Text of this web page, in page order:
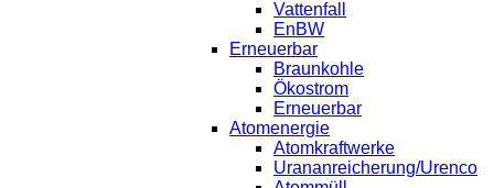
Vattenfall
EnBW
Erneuerbar
Braunkohle
Ökostrom
Erneuerbar
Atomenergie
Atomkraftwerke
Urananreicherung/Urenco